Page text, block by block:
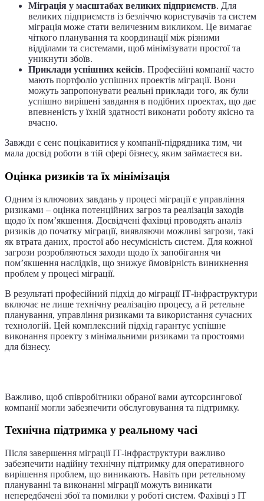
Міграція у масштабах великих підприємств. Для
великих підприємств із безліччю користувачів та систем
міграція може стати величезним викликом. Це вимагає
чіткого планування та координації між різними
відділами та системами, щоб мінімізувати простої та
уникнути збоїв.
Приклади успішних кейсів. Професійні компанії часто
мають портфоліо успішних проектів міграції. Вони
можуть запропонувати реальні приклади того, як були
успішно вирішені завдання в подібних проектах, що дає
впевненість у їхній здатності виконати роботу якісно та
вчасно.
Завжди є сенс поцікавитися у компанії-підрядника тим, чи
мала досвід роботи в тій сфері бізнесу, яким займаєтеся ви.
Оцінка ризиків та їх мінімізація
Одним із ключових завдань у процесі міграції є управління
ризиками – оцінка потенційних загроз та реалізація заходів
щодо їх пом’якшення. Досвідчені фахівці проводять аналіз
ризиків до початку міграції, виявляючи можливі загрози, такі
як втрата даних, простої або несумісність систем. Для кожної
загрози розробляються заходи щодо їх запобігання чи
пом’якшення наслідків, що знижує ймовірність виникнення
проблем у процесі міграції.
В результаті професійний підхід до міграції ІТ-інфраструктури
включає не лише технічну реалізацію процесу, а й ретельне
планування, управління ризиками та використання сучасних
технологій. Цей комплексний підхід гарантує успішне
виконання проекту з мінімальними ризиками та простоями
для бізнесу.
Важливо, щоб співробітники обраної вами аутсорсингової
компанії могли забезпечити обслуговування та підтримку.
Технічна підтримка у реальному часі
Після завершення міграції ІТ-інфраструктури важливо
забезпечити надійну технічну підтримку для оперативного
вирішення проблем, що виникають. Навіть при ретельному
плануванні та виконанні міграції можуть виникати
непередбачені збої та помилки у роботі систем. Фахівці з ІТ